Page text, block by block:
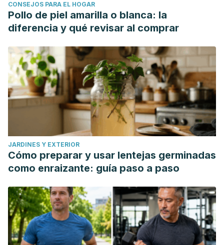
CONSEJOS PARA EL HOGAR
Pollo de piel amarilla o blanca: la
diferencia y qué revisar al comprar
JARDINES Y EXTERIOR
Cómo preparar y usar lentejas germinadas
como enraizante: guía paso a paso